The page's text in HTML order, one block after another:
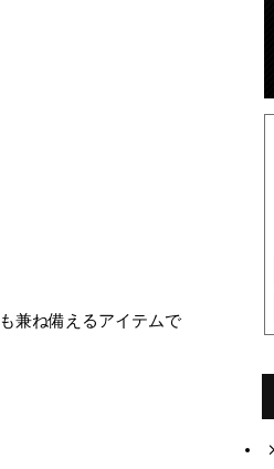
も兼ね備えるアイテムで